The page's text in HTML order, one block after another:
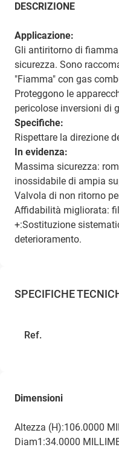
DESCRIZIONE
Applicazione:
Gli antiritorno di
sicurezza. Sono
"Fiamma" con gas
Proteggono le
pericolose inversioni di
Specifiche:
Rispettare la direzione
In evidenza:
Massima sicurezza:
inossidabile di ampia
Valvola di non ritorno
Affidabilità migliorata:
+:Sostituzione
deterioramento.
SPECIFICHE
Ref.
Dimensioni
Altezza (H):106.0000
Diam1:34.0000